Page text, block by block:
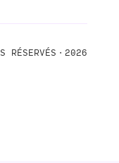
RÉSERVÉS・2026